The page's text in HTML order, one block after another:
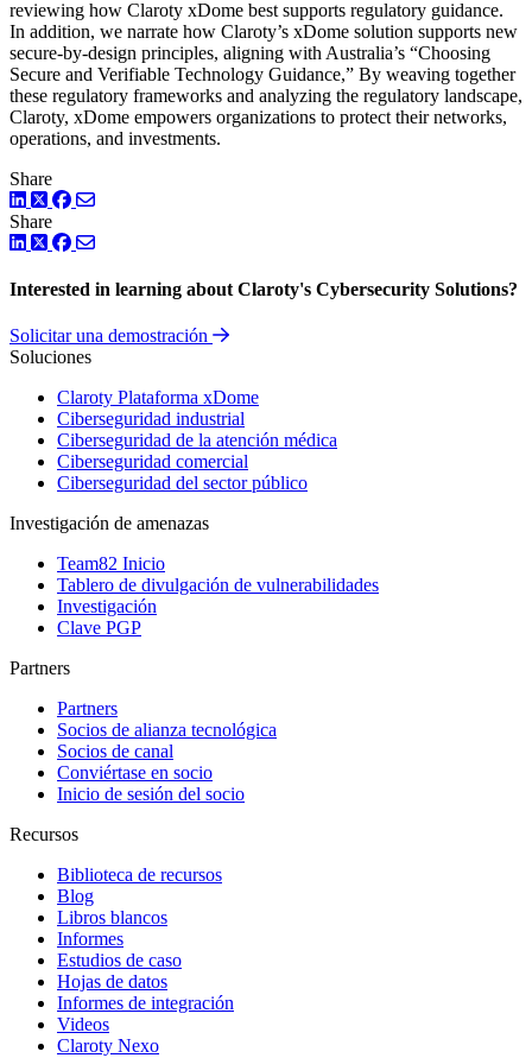
reviewing how Claroty xDome best supports regulatory guidance.
In addition, we narrate how Claroty’s xDome solution supports new
secure-by-design principles, aligning with Australia’s “Choosing
Secure and Verifiable Technology Guidance,” By weaving together
these regulatory frameworks and analyzing the regulatory landscape,
Claroty, xDome empowers organizations to protect their networks,
operations, and investments.
Share
LinkedIn
TwitterFacebook
Share
LinkedIn
TwitterFacebook
Interested in learning about Claroty's Cybersecurity Solutions?
Solicitar una demostración
Soluciones
Claroty Plataforma xDome
Ciberseguridad industrial
Ciberseguridad de la atención médica
Ciberseguridad comercial
Ciberseguridad del sector público
Investigación de amenazas
Team82 Inicio
Tablero de divulgación de vulnerabilidades
Investigación
Clave PGP
Partners
Partners
Socios de alianza tecnológica
Socios de canal
Conviértase en socio
Inicio de sesión del socio
Recursos
Biblioteca de recursos
Blog
Libros blancos
Informes
Estudios de caso
Hojas de datos
Informes de integración
Videos
Claroty Nexo